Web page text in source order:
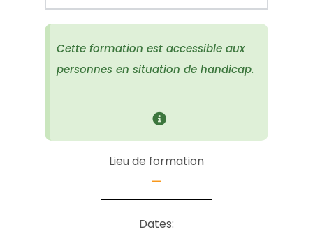
Cette formation est accessible aux
personnes en situation de handicap.
Lieu de formation
–
Dates: